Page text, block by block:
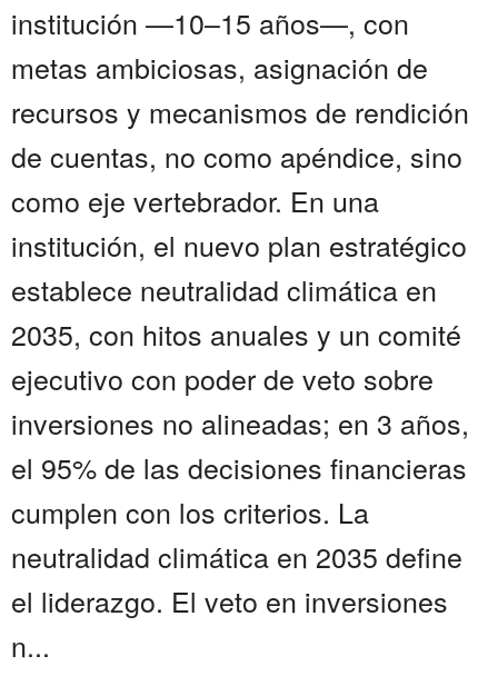
institución —10–15 años—, con
metas ambiciosas, asignación de
recursos y mecanismos de rendición
de cuentas, no como apéndice, sino
como eje vertebrador. En una
institución, el nuevo plan estratégico
establece neutralidad climática en
2035, con hitos anuales y un comité
ejecutivo con poder de veto sobre
inversiones no alineadas; en 3 años,
el 95% de las decisiones financieras
cumplen con los criterios. La
neutralidad climática en 2035 define
el liderazgo. El veto en inversiones
n...